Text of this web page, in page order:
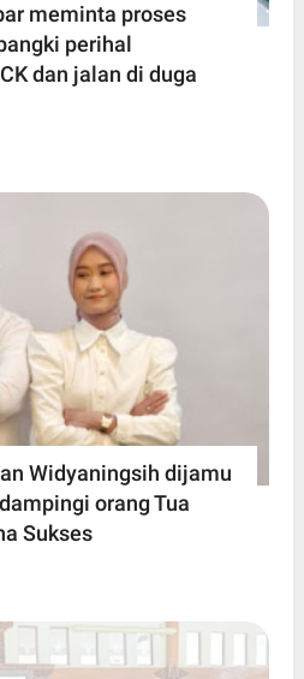
meminta proses
perihal
dan jalan di duga
Widyaningsih dijamu
orang Tua
Sukses